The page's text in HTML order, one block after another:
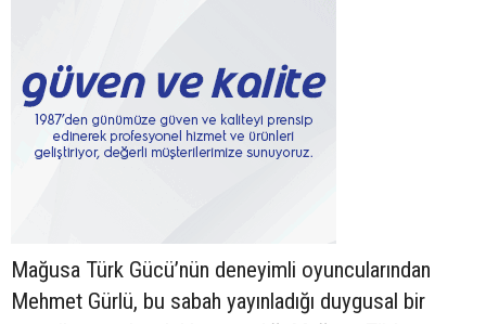
Mağusa Türk Gücü’nün deneyimli oyuncularından
Mehmet Gürlü, bu sabah yayınladığı duygusal bir